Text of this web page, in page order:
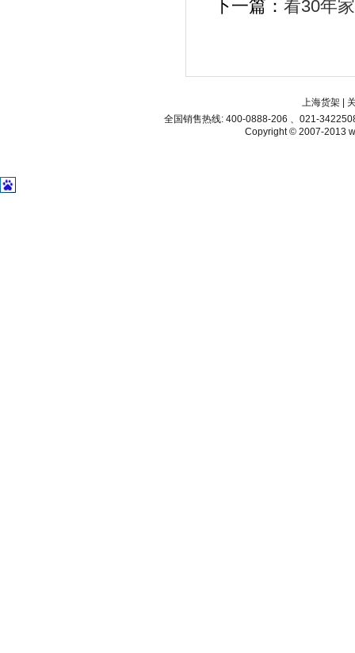
下一篇： 看30年
上海货架|
全国销售热线: 400-0888-206 、021-
Copyright © 2007-2013